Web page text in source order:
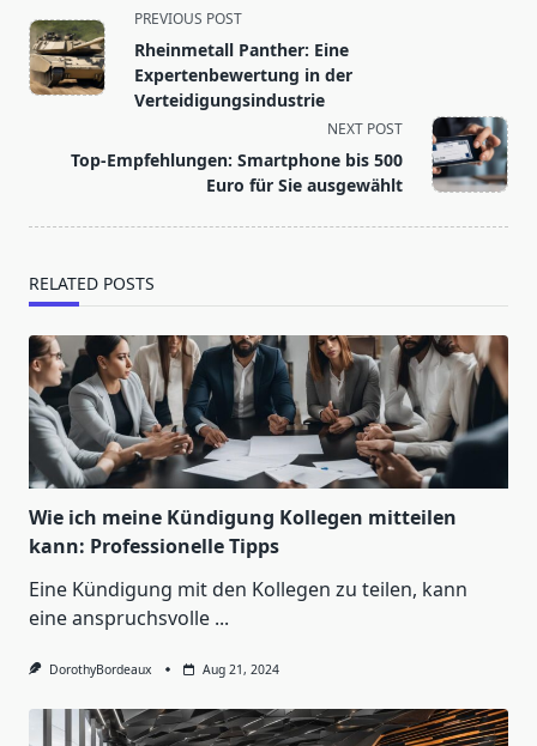
<span
class="nav-
subtitle
screen-
text">Page</span>
PREVIOUS POST
Rheinmetall Panther: Eine
Expertenbewertung in der
Verteidigungsindustrie
NEXT POST
Top-Empfehlungen: Smartphone bis 500
Euro für Sie ausgewählt
RELATED POSTS
Wie ich meine Kündigung Kollegen mitteilen
kann: Professionelle Tipps
Eine Kündigung mit den Kollegen zu teilen, kann
eine anspruchsvolle ...
DorothyBordeaux Aug 21, 2024